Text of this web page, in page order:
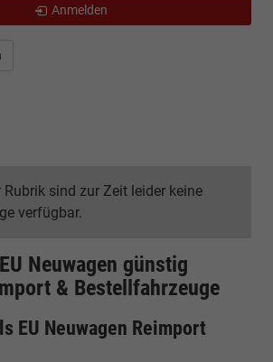
Rubrik sind zur Zeit leider keine
verfügbar.
Neuwagen günstig
& Bestellfahrzeuge
EU Neuwagen Reimport
Anmelden